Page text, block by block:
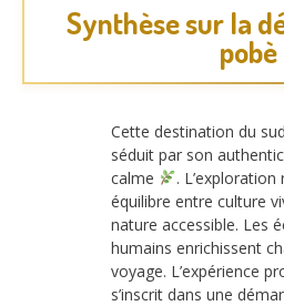
Synthèse sur la
pobè
Cette destination du
séduit par son
calme
. L’exploration
équilibre entre culture
nature accessible. Les
humains enrichissent
voyage. L’expérience
s’inscrit dans une